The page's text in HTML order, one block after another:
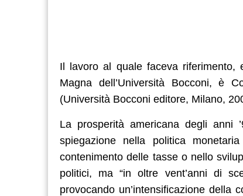
Il lavoro al quale faceva riferimento,
Magna dell’Università Bocconi, è
(Università Bocconi editore, Milano,
La prosperità americana degli anni
spiegazione nella politica
contenimento delle tasse o nello
politici, ma “in oltre vent’anni di
provocando un’intensificazione della